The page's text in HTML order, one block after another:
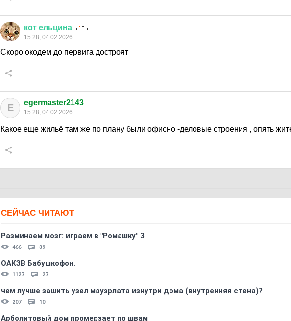
кот ельцина
15:28, 04.02.2026
Скоро окодем до первига достроят
E egermaster2143
15:28, 04.02.2026
Какое еще жильё там же по плану были офисно -деловые строения , опять
СЕЙЧАС ЧИТАЮТ
Разминаем мозг: играем в "Ромашку" 3
466 39
ОАКЗВ Бабушкофон.
1127 27
чем лучше зашить узел мауэрлата изнутри дома (внутренняя стена)?
207 10
Арболитовый дом промерзает по швам